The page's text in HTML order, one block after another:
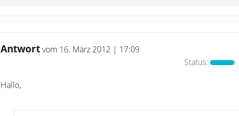
Antwortvom 16. März 2012 | 17:09
Status:
Hallo,